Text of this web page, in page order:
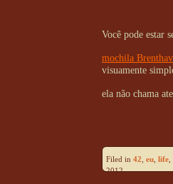
Você pode estar
mochila
visuamente
ela não chama
Filed in 42 eu life
2012